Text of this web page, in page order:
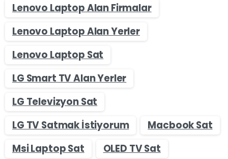
Lenovo Laptop Alan Firmalar
Lenovo Laptop Alan Yerler
Lenovo Laptop Sat
LG Smart TV Alan Yerler
LG Televizyon Sat
LG TV Satmak İstiyorum
Macbook Sat
Msi Laptop Sat
OLED TV Sat